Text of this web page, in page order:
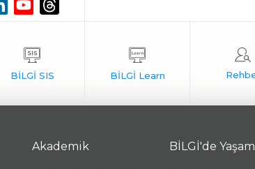
Akademik BİLGİ'de Yaşam